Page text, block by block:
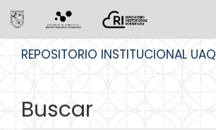
REPOSITORIO INSTITUCIONAL UAQ
Buscar